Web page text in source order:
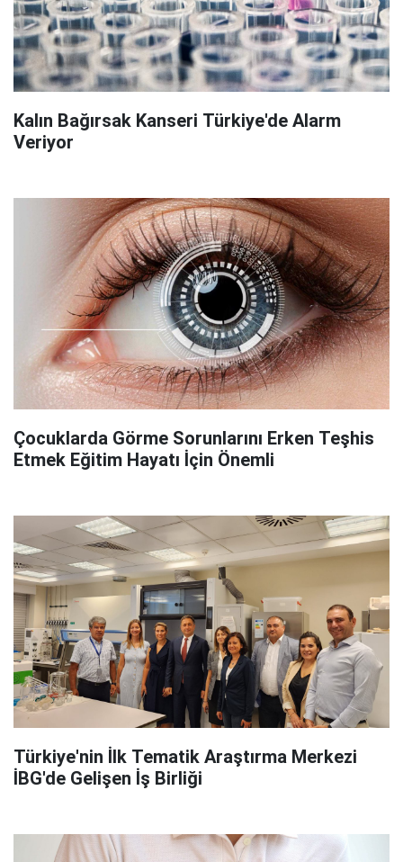
Kalın Bağırsak Kanseri Türkiye'de Alarm
Veriyor
Çocuklarda Görme Sorunlarını Erken Teşhis
Etmek Eğitim Hayatı İçin Önemli
Türkiye'nin İlk Tematik Araştırma Merkezi
İBG'de Gelişen İş Birliği